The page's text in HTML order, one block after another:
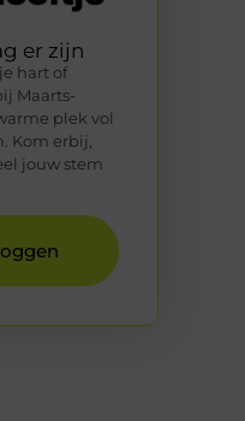
er zijn
hart of
Maarts-
plek vol
Kom erbij,
jouw stem